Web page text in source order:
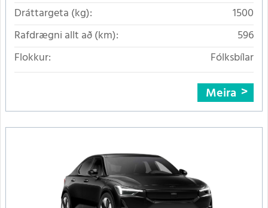
Dráttargeta (kg):
1500
Rafdrægni allt að (km):
596
Flokkur:
Fólksbílar
Meira